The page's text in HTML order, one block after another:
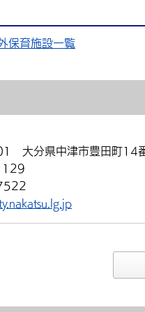
保育施設一覧
大分県中津市豊田町14